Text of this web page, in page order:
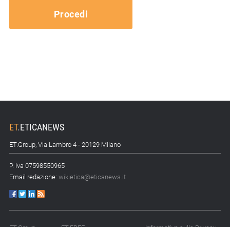
ET.ETICANEWS
ET.Group, Via Lambro 4 - 20129 Milano
P. Iva 07598550965
Email redazione: wikietica@eticanews.it